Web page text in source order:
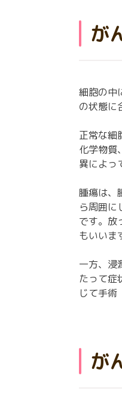
が
細胞の中
の状態に
正常な細
化学物質
異によっ
腫瘍は、
ら周囲に
です。放
もいいま
一方、浸
たって症
じて手術
が